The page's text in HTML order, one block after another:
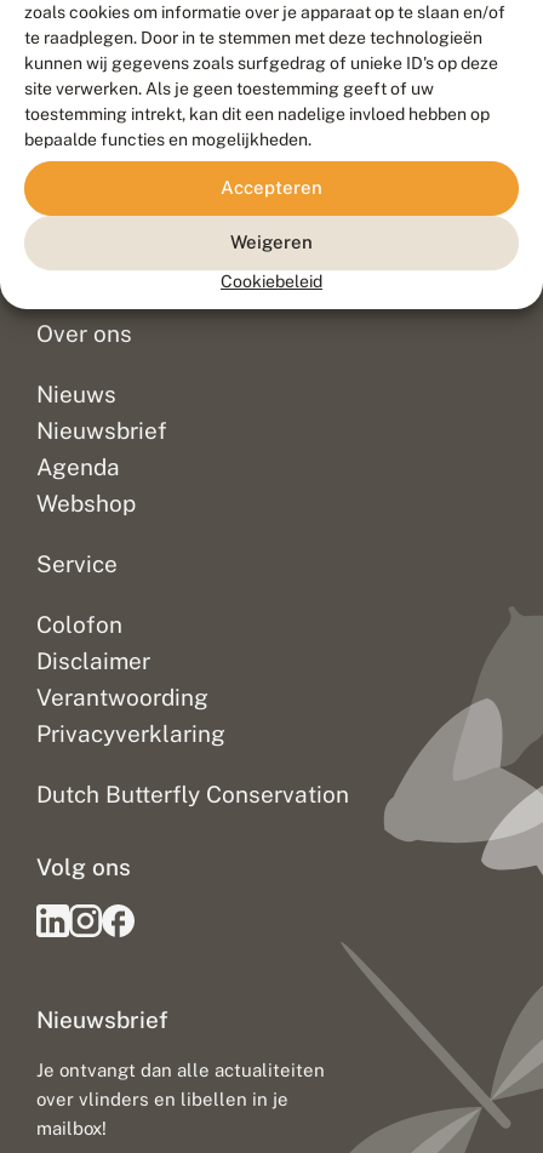
zoals cookies om informatie over je apparaat op te slaan en/of
te raadplegen. Door in te stemmen met deze technologieën
kunnen wij gegevens zoals surfgedrag of unieke ID's op deze
site verwerken. Als je geen toestemming geeft of uw
toestemming intrekt, kan dit een nadelige invloed hebben op
bepaalde functies en mogelijkheden.
Accepteren
Weigeren
Cookiebeleid
Contact
Veelgestelde vragen
Doneer
Over ons
Nieuws
Nieuwsbrief
Agenda
Webshop
Service
Colofon
Disclaimer
Verantwoording
Privacyverklaring
Dutch Butterfly Conservation
Nieuwsbrief
Je ontvangt dan alle actualiteiten
over vlinders en libellen in je
mailbox!
Volg ons
Meld waarnemingen© 2026 Vlinderstichting
Duurzaam ontwikkeld door
Go2People
, ontworpen door
Blue Field Agency
Privacy
Disclaimer
Sitemap